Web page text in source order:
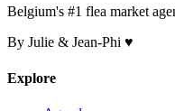
Belgium's #1 flea market
By Julie & Jean-Phi ♥
Explore